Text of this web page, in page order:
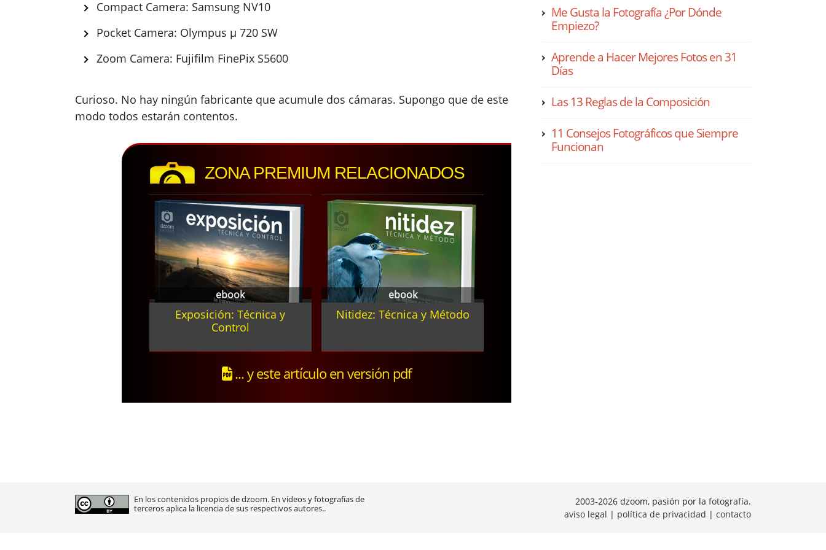
Compact Camera: Samsung NV10
Pocket Camera: Olympus µ 720 SW
Zoom Camera: Fujifilm FinePix S5600
Curioso. No hay ningún fabricante que acumule dos cámaras. Supongo que de este
modo todos estarán contentos.
ZONA PREMIUM RELACIONADOS
ebook
Exposición: Técnica y
Control
ebook
Nitidez: Técnica y Método
... y este artículo en versión pdf
Me Gusta la Fotografía ¿Por Dónde
Empiezo?
Aprende a Hacer Mejores Fotos en 31
Días
Las 13 Reglas de la Composición
11 Consejos Fotográficos que Siempre
Funcionan
En los contenidos propios de dzoom. En vídeos y fotografías de
terceros aplica la licencia de sus respectivos autores..
2003-2026 dzoom, pasión por la fotografía.
aviso legal | política de privacidad | contacto